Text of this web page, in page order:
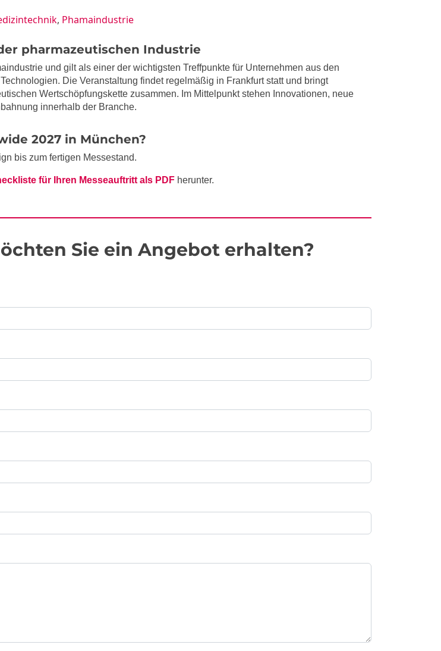
, Phamaindustrie
pharmazeutischen Industrie
und gilt als einer der wichtigsten Treffpunkte für Unternehmen aus den
Die Veranstaltung findet regelmäßig in Frankfurt statt und bringt
Wertschöpfungskette zusammen. Im Mittelpunkt stehen Innovationen, neue
innerhalb der Branche.
2027 in München?
bis zum fertigen Messestand.
für Ihren Messeauftritt als PDF herunter.
Sie ein Angebot erhalten?